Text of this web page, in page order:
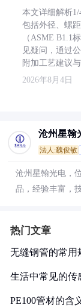
本文详细解析1/
包括外径、螺
（ASME B1.1
见疑问，通过
附加工艺建议
2026年8月4日
沧州星翰
法人:魏俊敏
沧州星翰光电，
品，经验丰富，
热门文章
无缝钢管的常用
生活中常见的传
PE100管材的含